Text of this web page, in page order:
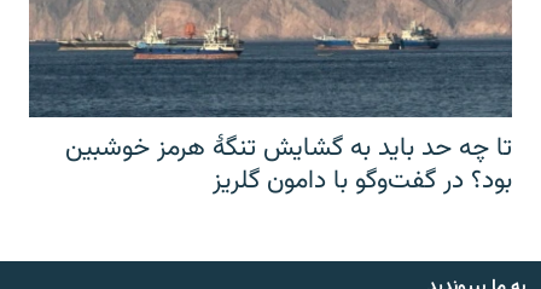
تا چه حد باید به گشایش تنگهٔ هرمز خوشبین
بود؟ در گفت‌وگو با دامون گلریز